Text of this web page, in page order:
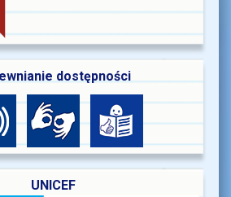
dostępności
UNICEF